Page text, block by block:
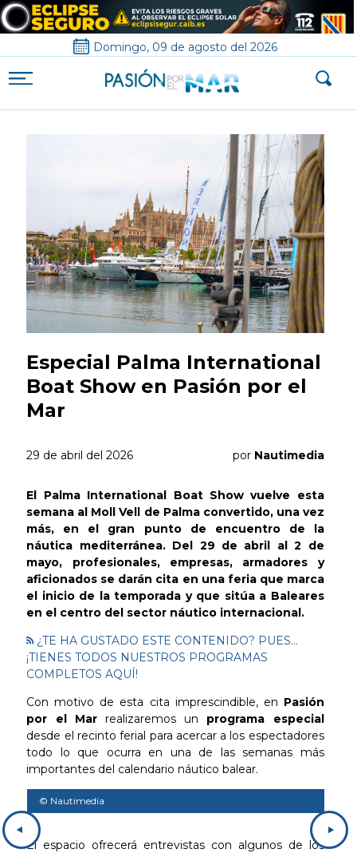
Domingo, 09 de agosto del 2026
Especial Palma International
Boat Show en Pasión por el
Mar
29 de abril del 2026 por Nautimedia
El Palma International Boat Show vuelve esta
semana al Moll Vell de Palma convertido, una vez
más, en el gran punto de encuentro de la
náutica mediterránea. Del 29 de abril al 2 de
mayo, profesionales, empresas, armadores y
aficionados se darán cita en una feria que marca
el inicio de la temporada y que sitúa a Baleares
en el centro del sector náutico internacional.
¿TE HA GUSTADO ESTE CONTENIDO? PUES...
¡TIENES TODOS NUESTROS PROGRAMAS
COMPLETOS AQUÍ!
Con motivo de esta cita imprescindible, en Pasión
por el Marrealizaremos un programa especial
desde el recinto ferial para acercar a los espectadores
todo lo que ocurra en una de las semanas más
importantes del calendario náutico balear.
© Nautimedia
El espacio ofrecerá entrevistas con algunos de los